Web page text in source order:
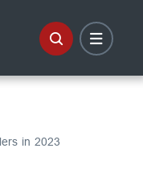
in 2023